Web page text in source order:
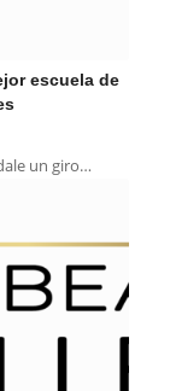
escuela de
un giro…